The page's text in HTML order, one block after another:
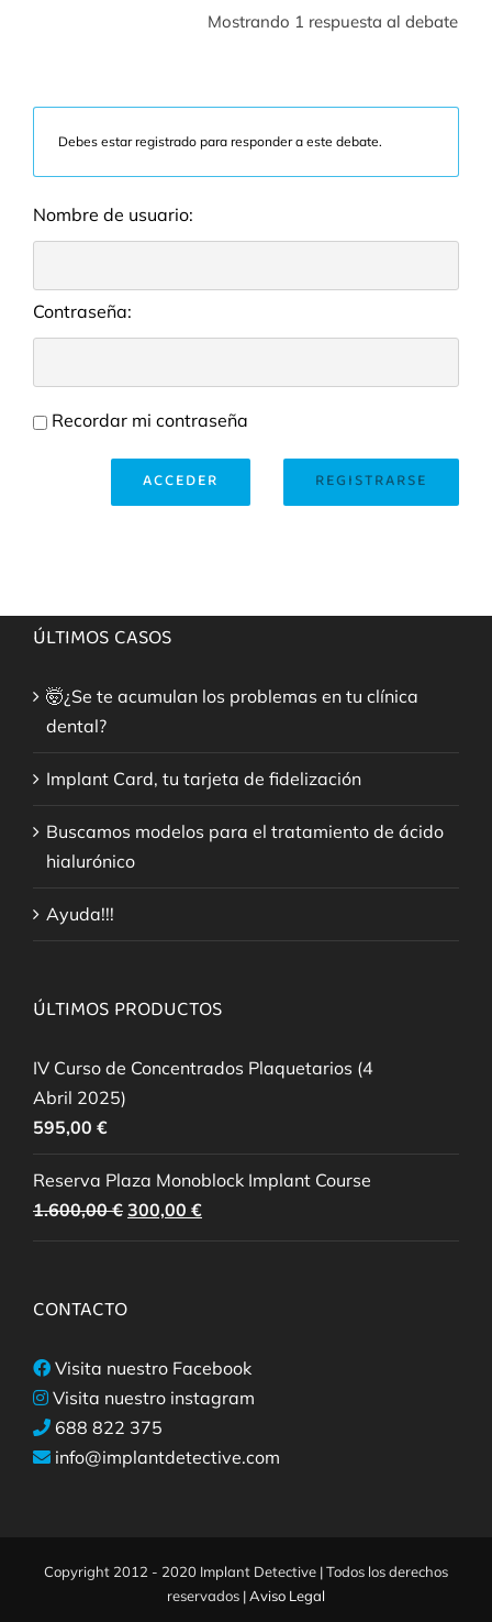
Mostrando 1 respuesta al debate
Debes estar registrado para responder a este debate.
Nombre de usuario:
Contraseña:
Recordar mi contraseña
REGISTRARSE
ACCEDER
ÚLTIMOS CASOS
🤯¿Se te acumulan los problemas en tu clínica
dental?
Implant Card, tu tarjeta de fidelización
Buscamos modelos para el tratamiento de ácido
hialurónico
Ayuda!!!
ÚLTIMOS PRODUCTOS
IV Curso de Concentrados Plaquetarios (4
Abril 2025)
595,00 €
Reserva Plaza Monoblock Implant Course
1.600,00€ El
precio
300,00 €El
precio
CONTACTO
Visita nuestro Facebook
Visita nuestro instagram
688 822 375
info@implantdetective.com
Copyright 2012 - 2020 Implant Detective | Todos los derechos
reservados |Aviso Legal